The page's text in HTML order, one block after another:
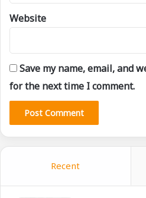
Website
Save my name, email, and
for the next time I comment.
Recent